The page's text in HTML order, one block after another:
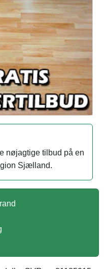
nøjagtige tilbud på en
Sjælland.